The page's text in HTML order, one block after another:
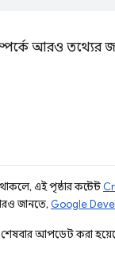
আরও তথ্যের
এই পৃষ্ঠার কন্টেন্ট
জানতে, Google
আপডেট করা